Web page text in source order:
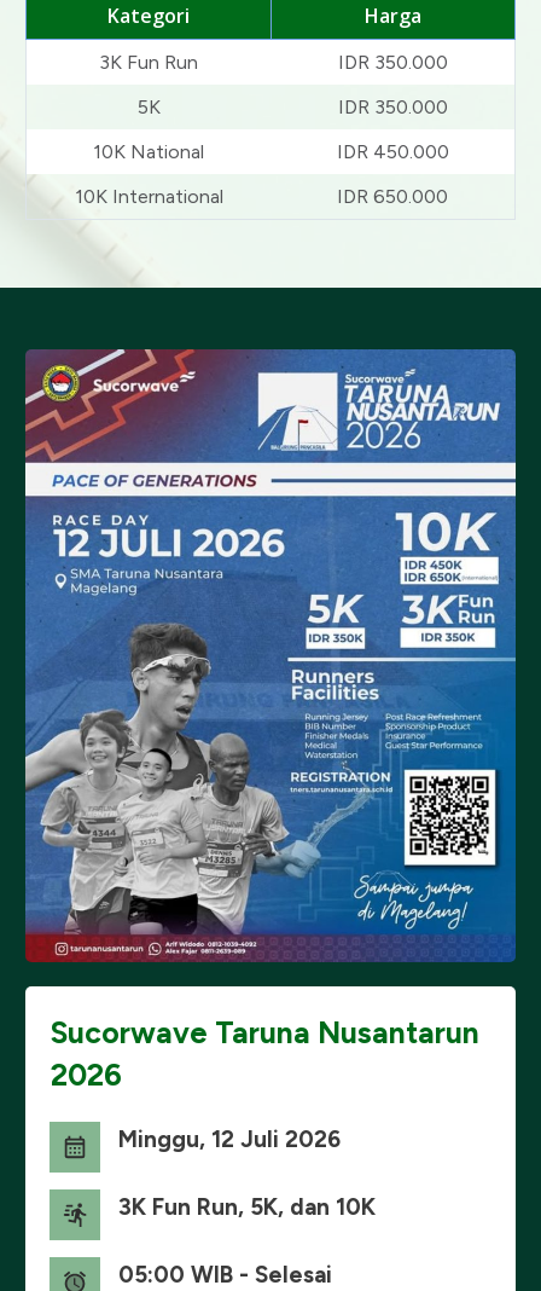
Kategori Harga
3K Fun Run
IDR 350.000
5K
IDR 350.000
10K National
IDR 450.000
10K International
IDR 650.000
Sucorwave Taruna Nusantarun
2026
Minggu, 12 Juli 2026
3K Fun Run, 5K, dan 10K
05:00 WIB - Selesai